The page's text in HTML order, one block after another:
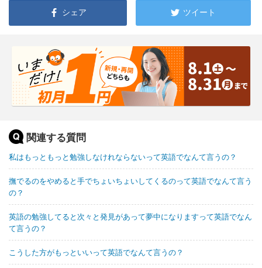
シェア ツイート
関連する質問
私はもっともっと勉強しなけれならないって英語でなんて言うの？
撫でるのをやめると手でちょいちょいしてくるのって英語でなんて言う
の？
英語の勉強してると次々と発見があって夢中になりますって英語でなん
て言うの？
こうした方がもっといいって英語でなんて言うの？